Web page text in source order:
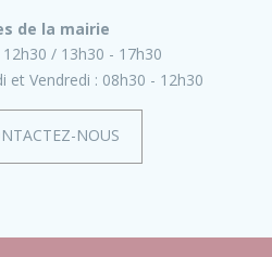
de la mairie
13h30 - 17h30
et Vendredi : 08h30 - 12h30
NOUS